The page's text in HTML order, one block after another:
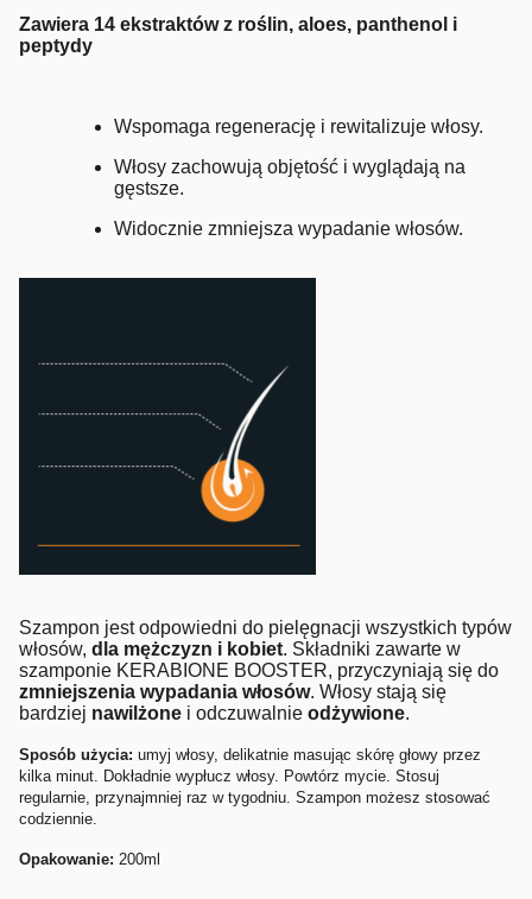
Zawiera 14 ekstraktów z roślin, aloes, panthenol i
peptydy
Wspomaga regenerację i rewitalizuje włosy.
Włosy zachowują objętość i wyglądają na
gęstsze.
Widocznie zmniejsza wypadanie włosów.
Szampon jest odpowiedni do pielęgnacji wszystkich typów
włosów, dla mężczyzn i kobiet. Składniki zawarte w
szamponie KERABIONE BOOSTER, przyczyniają się do
zmniejszenia wypadania włosów. Włosy stają się
bardziej nawilżone i odczuwalnie odżywione.
Sposób użycia: umyj włosy, delikatnie masując skórę głowy przez
kilka minut. Dokładnie wypłucz włosy. Powtórz mycie. Stosuj
regularnie, przynajmniej raz w tygodniu. Szampon możesz stosować
codziennie.
Opakowanie: 200ml